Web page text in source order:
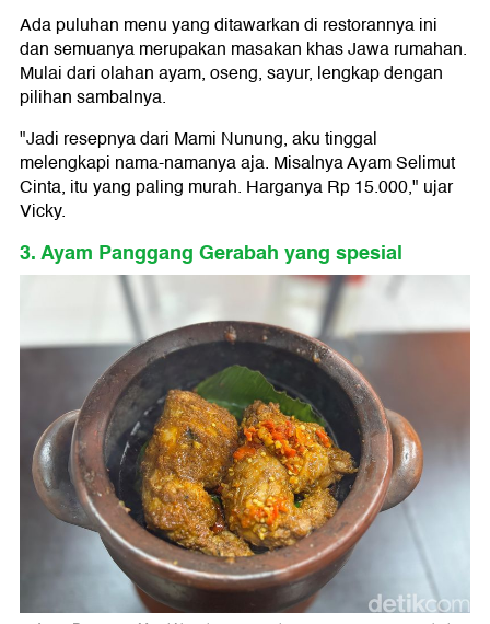
Ada puluhan menu yang ditawarkan di restorannya ini
dan semuanya merupakan masakan khas Jawa rumahan.
Mulai dari olahan ayam, oseng, sayur, lengkap dengan
pilihan sambalnya.
"Jadi resepnya dari Mami Nunung, aku tinggal
melengkapi nama-namanya aja. Misalnya Ayam Selimut
Cinta, itu yang paling murah. Harganya Rp 15.000," ujar
Vicky.
3. Ayam Panggang Gerabah yang spesial